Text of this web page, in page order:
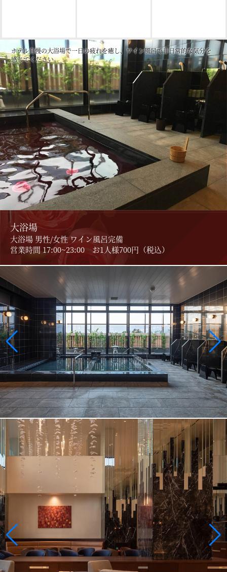
ホテル自慢の大浴場で一日の疲れを癒し、ワイン風呂で非日常的な気分を
感じてください。
大浴場
大浴場 男性/女性 ワイン風呂完備
営業時間 17:00~23:00 お1人様700円（税込）